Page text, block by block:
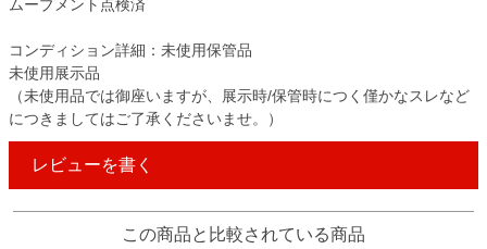
ムーブメント点検済
コンディション詳細：未使用保管品
未使用展示品
（未使用品では御座いますが、展示時/保管時につく僅かなスレなど
につきましてはご了承くださいませ。）
レビューを書く
この商品と比較されている商品